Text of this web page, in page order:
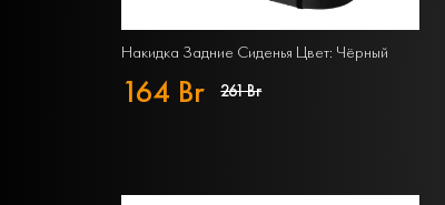
Накидка Задние Сиденья Цвет: Чёрный
164 Br 261 Br